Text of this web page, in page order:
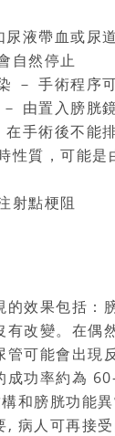
尿液帶血或尿
自然停止
－ 手術程序
由置入膀胱
在手術後不能
性質，可能是
射點梗阻
的效果包括：
有改變。在偶
管可能會出現
成功率約為
和膀胱功能
, 病人可再接